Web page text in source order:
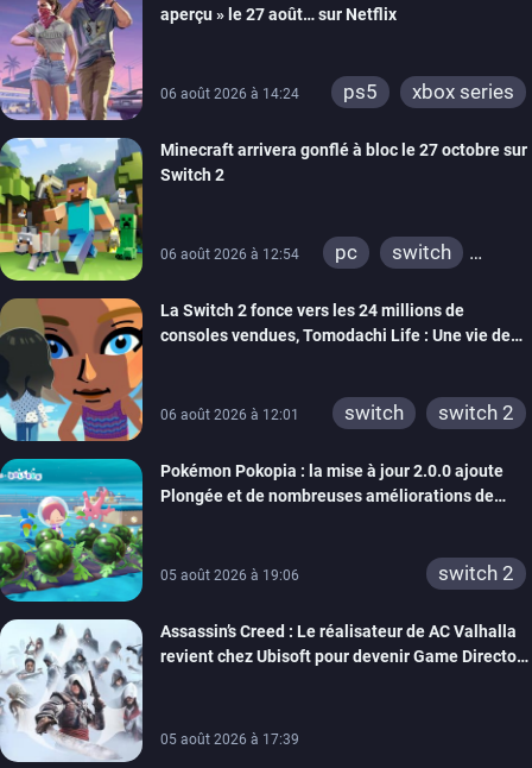
aperçu » le 27 août… sur Netflix
06 août 2026 à 14:24 ps5 xbox series
Minecraft arrivera gonflé à bloc le 27 octobre sur
Switch 2
06 août 2026 à 12:54 pc
switch
xbox one
wiiu
3ds
ps3
switch 2
La Switch 2 fonce vers les 24 millions de
consoles vendues, Tomodachi Life : Une vie de
06 août 2026 à 12:01 switch switch 2
Pokémon Pokopia : la mise à jour 2.0.0 ajoute
Plongée et de nombreuses améliorations de
05 août 2026 à 19:06 switch 2
Assassin’s Creed : Le réalisateur de AC Valhalla
revient chez Ubisoft pour devenir Game Director
05 août 2026 à 17:39